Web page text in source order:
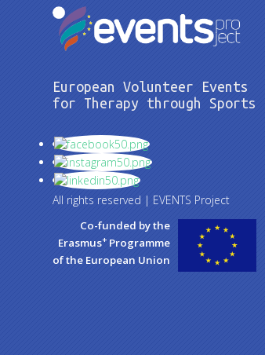
European Volunteer Events
for Therapy through Sports
All rights reserved | EVENTS Project
Co-funded by the
Erasmus+ Programme
of the European Union